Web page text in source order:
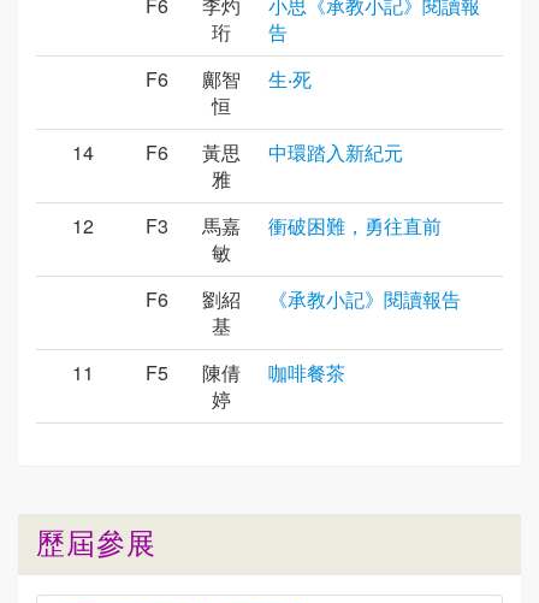
珩
告
F6
鄺智
恒
生‧死
14 F6
黃思
雅
中環踏入新紀元
12 F3
馬嘉
敏
衝破困難，勇往直前
F6
劉紹
基
《承教小記》閱讀報告
11 F5
陳倩
婷
咖啡餐茶
歷屆參展